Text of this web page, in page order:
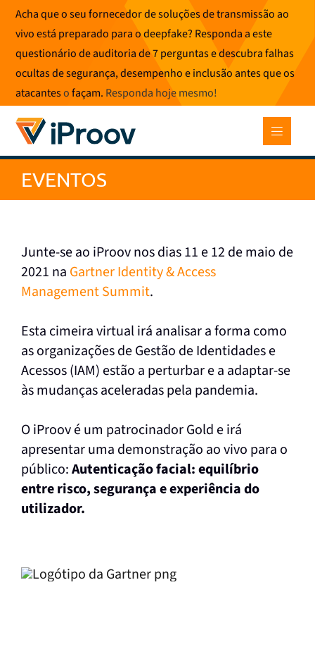
Saltar
para
conteúdo
Acha que o seu fornecedor de soluções de transmissão ao
vivo está preparado para o deepfake? Responda a este
questionário de auditoria de 7 perguntas e descubra falhas
ocultas de segurança, desempenho e inclusão antes que os
atacantesofaçam. Responda hoje mesmo!
EVENTOS
Junte-se ao iProov nos dias 11 e 12 de maio de
2021 na Gartner Identity & Access
Management Summit.
Esta cimeira virtual irá analisar a forma como
as organizações de Gestão de Identidades e
Acessos (IAM) estão a perturbar e a adaptar-se
às mudanças aceleradas pela pandemia.
O iProov é um patrocinador Gold e irá
apresentar uma demonstração ao vivo para o
público:Autenticação facial: equilíbrio
entre risco, segurança e experiência do
utilizador.